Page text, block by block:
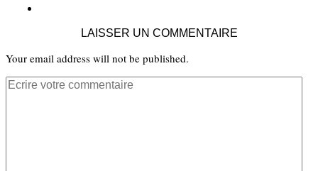
LAISSER UN COMMENTAIRE
Your email address will not be published.